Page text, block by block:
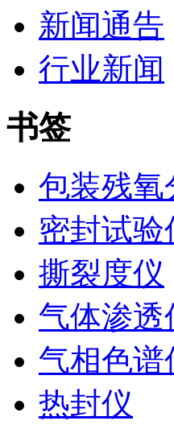
新闻通告
行业新闻
书签
包装残氧
密封试验
撕裂度仪
气体渗透
气相色谱
热封仪